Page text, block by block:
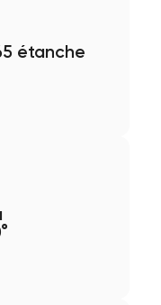
étanche